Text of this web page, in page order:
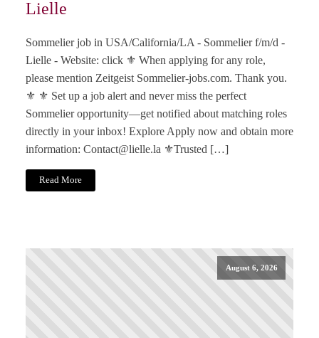
Lielle
Sommelier job in USA/California/LA - Sommelier f/m/d -
Lielle - Website: click ⚜️ When applying for any role,
please mention Zeitgeist Sommelier-jobs.com. Thank you.
⚜️ ⚜️ Set up a job alert and never miss the perfect
Sommelier opportunity—get notified about matching roles
directly in your inbox! Explore Apply now and obtain more
information: Contact@lielle.la ⚜️Trusted […]
Read More
August 6, 2026